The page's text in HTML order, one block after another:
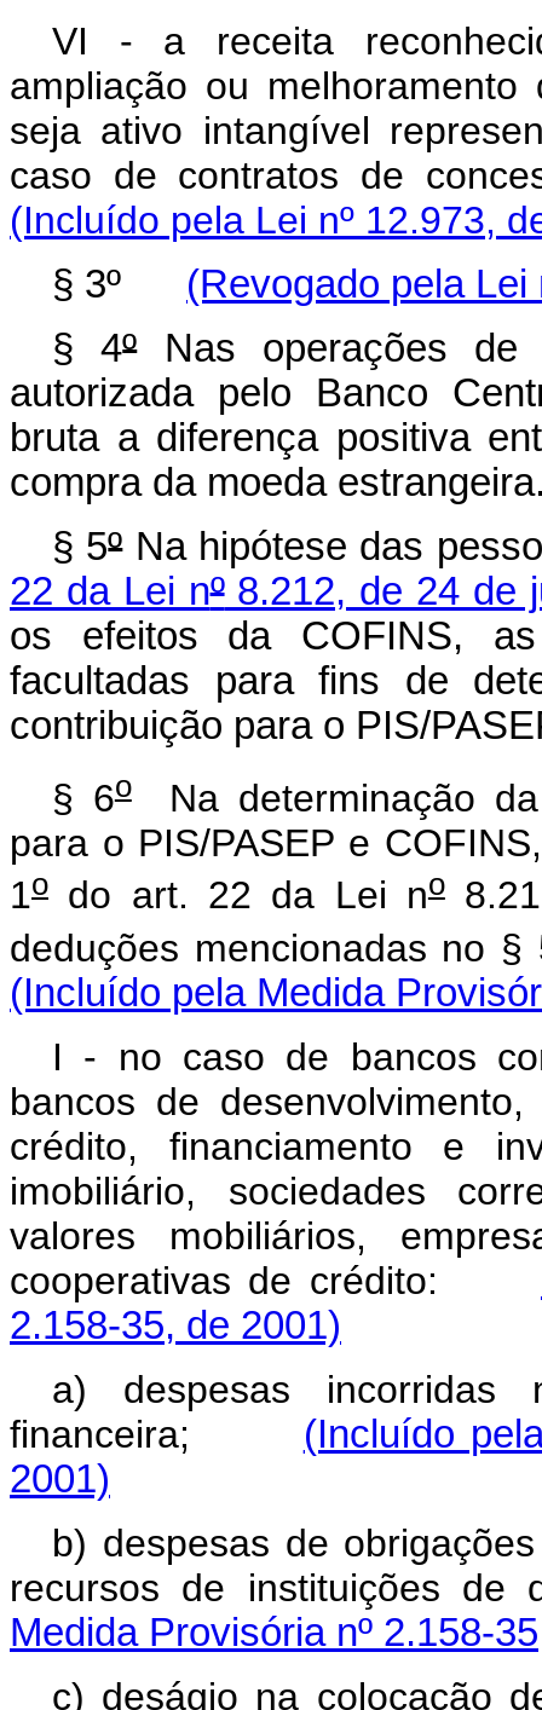
VI - a receita
ampliação ou
seja ativo intangível
caso de contratos de
(Incluído pela Lei nº 12.973,
§ 3º (Revogado pela Lei
§ 4ºNas operações de
autorizada pelo Banco
bruta a diferença positiva
compra da moeda
§ 5ºNa hipótese das
22 da Lei nº8.212, de 24 de
os efeitos da COFINS,
facultadas para fins de
contribuição para o PIS/
§ 6oNa determinação da
para o PIS/PASEP e
1o do art. 22 da Lei no
deduções mencionadas no §
(Incluído pela Medida
I - no caso de bancos
bancos de
crédito, financiamento e
imobiliário, sociedades
valores mobiliários,
cooperativas de crédito:
2.158-35, de 2001)
a) despesas incorridas
financeira; (Incluído
2001)
b) despesas de
recursos de
Medida Provisória nº 2.158-
c) deságio na